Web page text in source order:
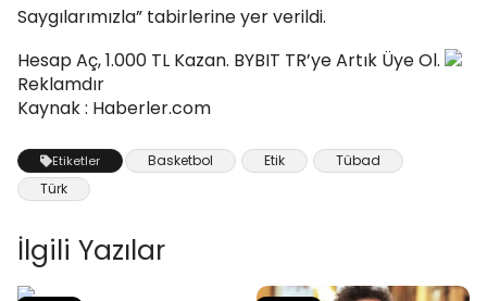
Saygılarımızla” tabirlerine yer verildi.
Hesap Aç, 1.000 TL Kazan. BYBIT TR’ye Artık Üye Ol.
Reklamdır
Kaynak : Haberler.com
Etiketler Basketbol Etik
Tübad
Türk
İlgili Yazılar